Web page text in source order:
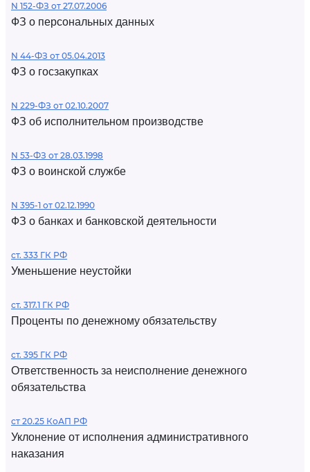
N 152-ФЗ от 27.07.2006
ФЗ о персональных данных
N 44-ФЗ от 05.04.2013
ФЗ о госзакупках
N 229-ФЗ от 02.10.2007
ФЗ об исполнительном производстве
N 53-ФЗ от 28.03.1998
ФЗ о воинской службе
N 395-1 от 02.12.1990
ФЗ о банках и банковской деятельности
ст. 333 ГК РФ
Уменьшение неустойки
ст. 317.1 ГК РФ
Проценты по денежному обязательству
ст. 395 ГК РФ
Ответственность за неисполнение денежного
обязательства
ст 20.25 КоАП РФ
Уклонение от исполнения административного
наказания